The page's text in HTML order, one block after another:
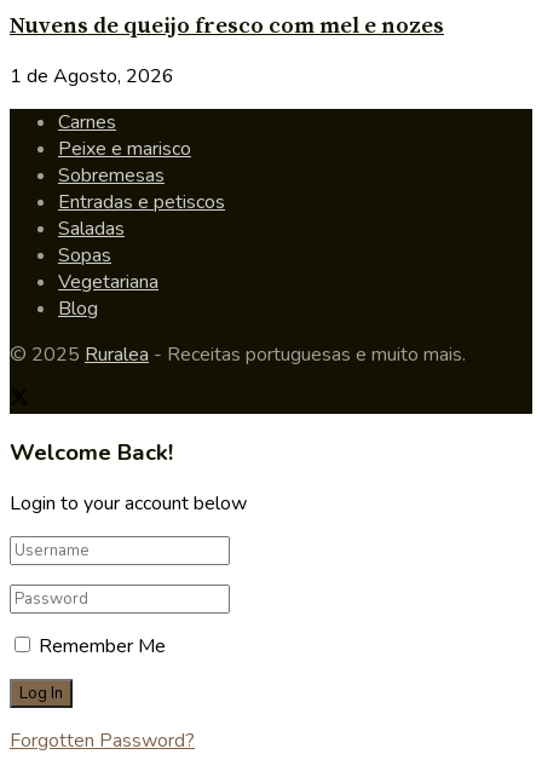
Nuvens de queijo fresco com mel e nozes
1 de Agosto, 2026
Carnes
Peixe e marisco
Sobremesas
Entradas e petiscos
Saladas
Sopas
Vegetariana
Blog
© 2025 Ruralea - Receitas portuguesas e muito mais.
Welcome Back!
Login to your account below
Remember Me
Forgotten Password?